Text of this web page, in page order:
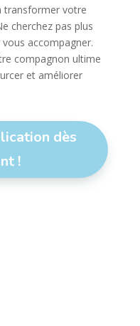
transformer votre
cherchez pas plus
accompagner.
compagnon ultime
et améliorer
dès
!